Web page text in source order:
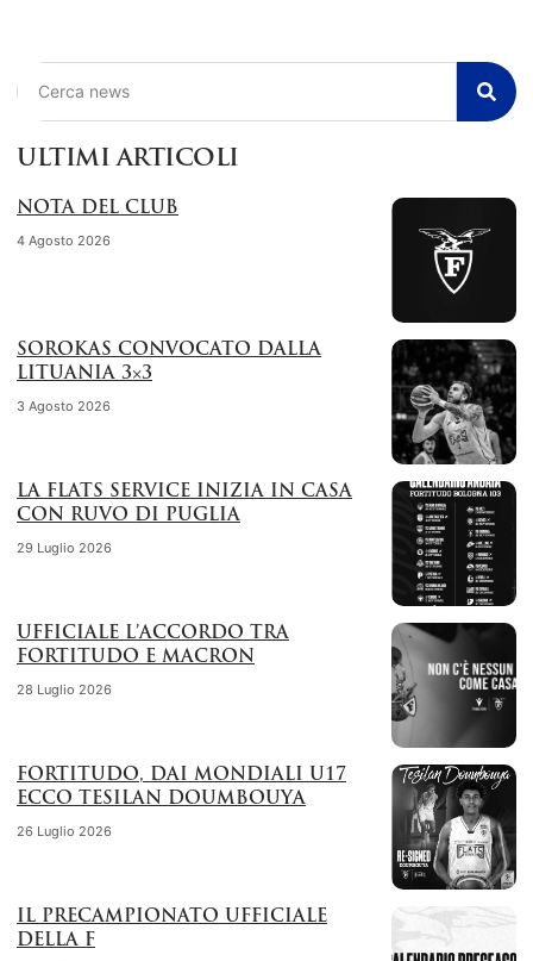
ULTIMI ARTICOLI
NOTA DEL CLUB
4 Agosto 2026
SOROKAS CONVOCATO DALLA
LITUANIA 3×3
3 Agosto 2026
LA FLATS SERVICE INIZIA IN CASA
CON RUVO DI PUGLIA
29 Luglio 2026
UFFICIALE L’ACCORDO TRA
FORTITUDO E MACRON
28 Luglio 2026
FORTITUDO, DAI MONDIALI U17
ECCO TESILAN DOUMBOUYA
26 Luglio 2026
IL PRECAMPIONATO UFFICIALE
DELLA F